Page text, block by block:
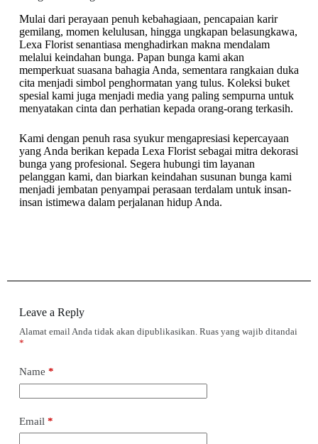
Mulai dari perayaan penuh kebahagiaan, pencapaian karir
gemilang, momen kelulusan, hingga ungkapan belasungkawa,
Lexa Florist senantiasa menghadirkan makna mendalam
melalui keindahan bunga. Papan bunga kami akan
memperkuat suasana bahagia Anda, sementara rangkaian duka
cita menjadi simbol penghormatan yang tulus. Koleksi buket
spesial kami juga menjadi media yang paling sempurna untuk
menyatakan cinta dan perhatian kepada orang-orang terkasih.
Kami dengan penuh rasa syukur mengapresiasi kepercayaan
yang Anda berikan kepada Lexa Florist sebagai mitra dekorasi
bunga yang profesional. Segera hubungi tim layanan
pelanggan kami, dan biarkan keindahan susunan bunga kami
menjadi jembatan penyampai perasaan terdalam untuk insan-
insan istimewa dalam perjalanan hidup Anda.
Leave a Reply
Alamat email Anda tidak akan dipublikasikan. Ruas yang wajib ditandai
*
Name *
Email *